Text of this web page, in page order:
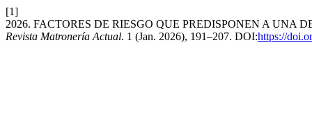
[1]
2026. FACTORES DE RIESGO QUE PREDISPONEN A UNA
Revista Matronería Actual. 1 (Jan. 2026), 191–207. DOI:https://